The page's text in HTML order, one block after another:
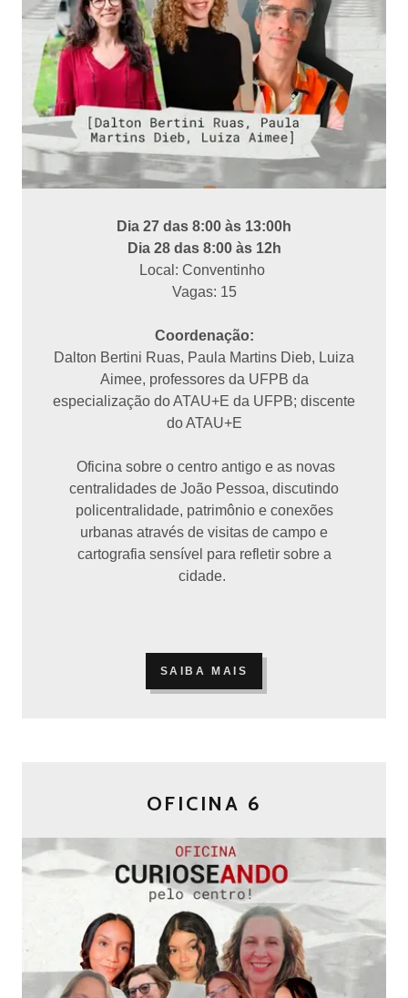
Dia 27 das 8:00 às 13:00h
Dia 28 das 8:00 às 12h
Local: Conventinho
Vagas: 15
Coordenação:
Dalton Bertini Ruas, Paula Martins Dieb, Luiza
Aimee, professores da UFPB da
especialização do ATAU+E da UFPB; discente
do ATAU+E
Oficina sobre o centro antigo e as novas
centralidades de João Pessoa, discutindo
policentralidade, patrimônio e conexões
urbanas através de visitas de campo e
cartografia sensível para refletir sobre a
cidade.
SAIBA MAIS
OFICINA 6